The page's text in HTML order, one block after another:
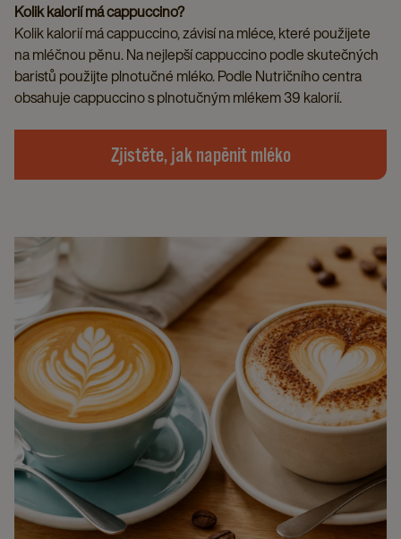
Kolik kalorií má cappuccino?
Kolik kalorií má cappuccino, závisí na mléce, které použijete
na mléčnou pěnu. Na nejlepší cappuccino podle skutečných
baristů použijte plnotučné mléko. Podle Nutričního centra
obsahuje cappuccino s plnotučným mlékem 39 kalorií.
Zjistěte, jak napěnit mléko